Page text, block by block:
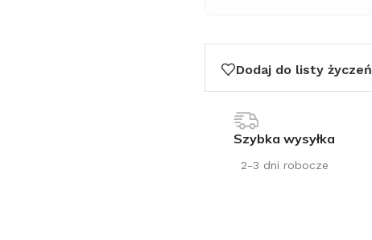
Dodaj do listy życzeń
Szybka wysyłka
2-3 dni robocze